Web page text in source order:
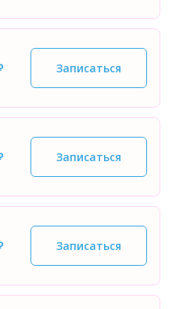
Записаться
Записаться
Записаться